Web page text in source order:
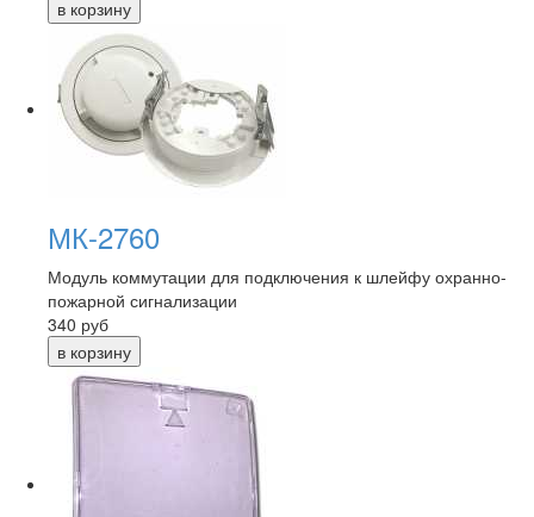
МК-2760
Модуль коммутации для подключения к шлейфу охранно-
пожарной сигнализации
340 руб